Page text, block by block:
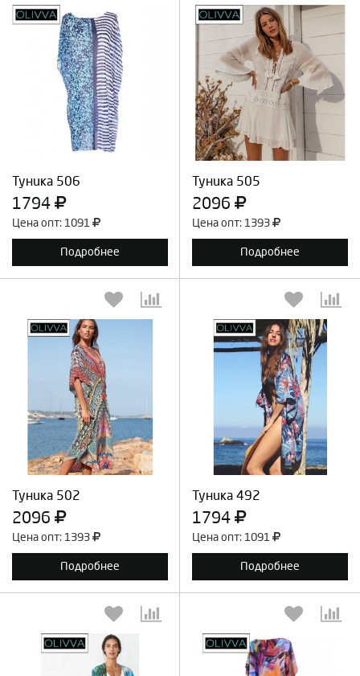
Туника 506
1794
Цена опт: 1091
Подробнее
Выберите количество:
Продолжить
Туника 505
2096
Цена опт: 1393
Подробнее
Выберите количество:
Продолжить Отмена
Туника 502
2096
Цена опт: 1393
Подробнее
Выберите количество:
Продолжить Отмена
Туника 492
1794
Цена опт: 1091
Подробнее
Выберите количество:
Продолжить Отмена